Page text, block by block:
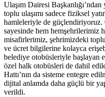
Ulaşım Dairesi Başkanlığı’ndan
toplu ulaşımı sadece fiziksel
hamleleriyle de
sayesinde hem hemşehrilerimiz
misafirlerimiz, şehrimizdeki toplu
ve ücret bilgilerine kolayca
belediye otobüsleriyle başlayan
özel halk otobüsleri de dahil
Hattı’nın da sisteme entegre
dijital anlamda daha güçlü bir
verildi.